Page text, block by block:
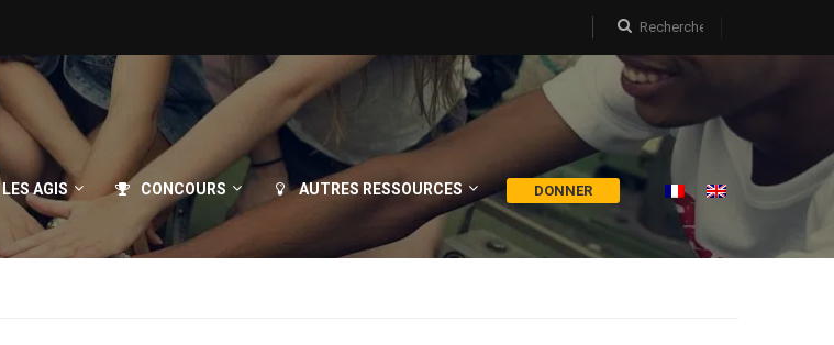
LES AGIS CONCOURS AUTRES RESSOURCES DONNER